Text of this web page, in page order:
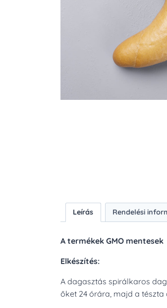
Leírás Rendelési
A termékek GMO mentesek
Elkészítés:
A dagasztás spirálkaros
őket 24 órára, majd a tészta